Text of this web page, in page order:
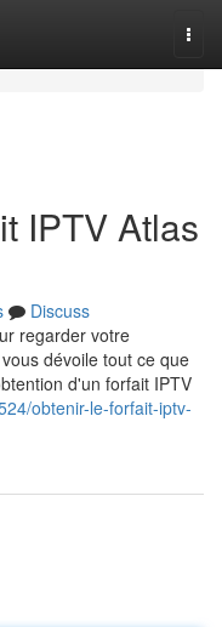
IPTV Atlas
Discuss
regarder votre
dévoile tout ce que
d'un forfait IPTV
obtenir-le-forfait-iptv-